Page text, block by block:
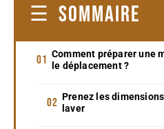
SOMMAIRE
Comment préparer une
le déplacement ?
Prenez les
laver